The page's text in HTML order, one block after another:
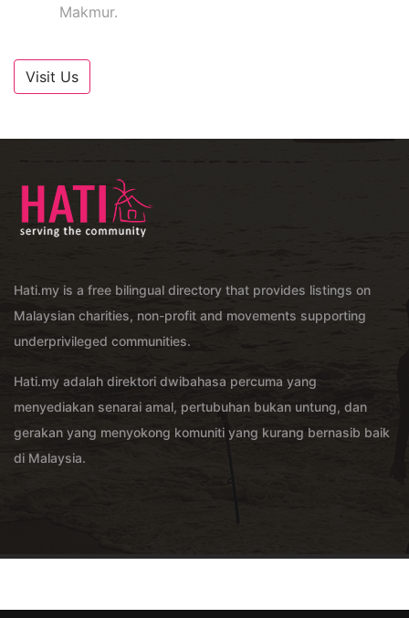
Makmur.
Visit Us
Hati.my is a free bilingual directory that provides listings on
Malaysian charities, non-profit and movements supporting
underprivileged communities.
Hati.my adalah direktori dwibahasa percuma yang
menyediakan senarai amal, pertubuhan bukan untung, dan
gerakan yang menyokong komuniti yang kurang bernasib baik
di Malaysia.